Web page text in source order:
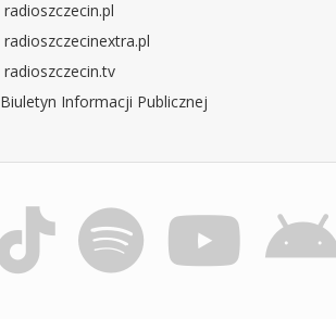
radioszczecin.pl
radioszczecinextra.pl
radioszczecin.tv
Biuletyn Informacji Publicznej